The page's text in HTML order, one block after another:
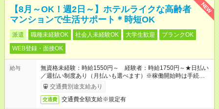
NEW
【8月～OK！週2日～】ホテルライクな高齢者
マンションで生活サポート＊時短OK
派遣 職種未経験OK 社会人未経験OK 大学生歓迎
ブランクOK
WEB登録・面接OK
給与
無資格未経験：時給1550円～ 経験者：時給1750円～★日払い
／週払い制度あり（月払いも選べます）※稼働開始時は手続き完
了次第のお支払いとなります。
交通費別途支給あり
交通費 交通費全額支給※規定有